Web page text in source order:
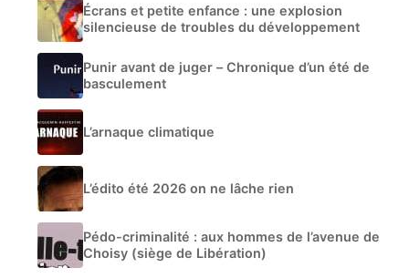
Écrans et petite enfance : une explosion
silencieuse de troubles du développement
Punir avant de juger – Chronique d’un été de
basculement
L’arnaque climatique
L’édito été 2026 on ne lâche rien
Pédo-criminalité : aux hommes de l’avenue de
Choisy (siège de Libération)